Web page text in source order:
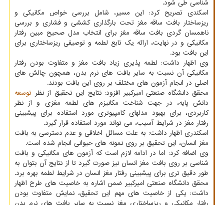
شناسی طی شود.
اسکندی تصریح کرد: این مسیر، شامل بررسی خواص مکانیکی و
ریزساختار بافت ساقه مغز تحت بارگذاری کششی و فشاری و بررسی
ناهمسان گردی بافت ساقه مغز برای انتخاب مدل صحیح مبین رفتار
مکانیکی و در نهایت، ارائه یک تابع لطمه و توصیفی ریزساختاری برای
این بافت بود.
وی اظهار داشت: لطمه پذیری زیاد بافت مغز و متفاوت بودن رفتار
مکانیکی آن نسبت به سایر بافت های نرم بدن، همچون چالش های
اصلی در انجام آزمون های مختلف بر روی این بافت بودند.
محقق دانشگاه صنعتی امیرکبیر افزود: نتایج این تحقیق از نظر توسعه
دانش پایه، در جهت شناخت مکانیزم های لطمه مغزی و از نظر
کاربردی، برای بهبود مدلهای کامپیوتری مورد استفاده برای پیشبینی
رفتار مغز در شرایط آسیب، می تواند مورد استفاده قرار گیرد.
اسکندری اظهار داشت: به علت مسائل اخلاقی و عدم دسترسی به بافت
مغز انسان، این تحقیق بر روی نمونه های حیوانی انجام شده است.
وی اضافه کرد: اما در ادامه لازم است که آزمون های مکانیکی و بافت
شناسی بر روی بافت مغز انسان نیز صورت گیرد تا از نتایج آن بتوان به
طور دقیق تری برای پیشبینی رفتار مغز انسان در شرایط لطمه بهره برد.
محقق دانشگاه صنعتی امیرکبیر ضمن اشاره به خاصیت های طرح اظهار
داشت: یکی از خاصیت های مهم این تحقیق، نمایش متفاوت بودن
رفتار مکانیکی و ریزساختاری مغز نسبت به سایر بافت های نرم بدن